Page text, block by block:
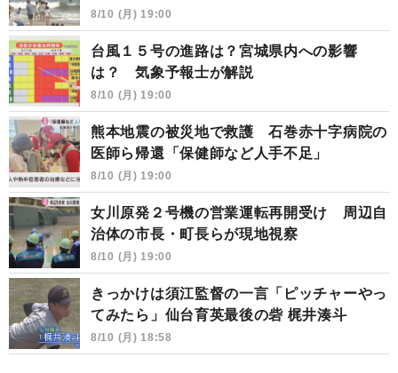
8/10 (月) 19:00
台風１５号の進路は？宮城県内への影響
は？ 気象予報士が解説
8/10 (月) 19:00
熊本地震の被災地で救護 石巻赤十字病院の
医師ら帰還「保健師など人手不足」
8/10 (月) 19:00
女川原発２号機の営業運転再開受け 周辺自
治体の市長・町長らが現地視察
8/10 (月) 19:00
きっかけは須江監督の一言「ピッチャーやっ
てみたら」仙台育英最後の砦 梶井湊斗
8/10 (月) 18:58